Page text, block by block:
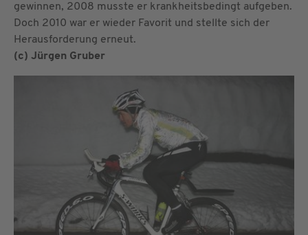
gewinnen, 2008 musste er krankheitsbedingt aufgeben.
Doch 2010 war er wieder Favorit und stellte sich der
Herausforderung erneut.
(c) Jürgen Gruber